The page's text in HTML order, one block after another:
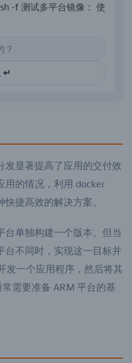
sh -f 测试多平台镜像 ： 使
显著提高了应用的交付效
的情况，利用 docker
台单独构建一个版本。但当
台不同时，实现这一目标并
一个应用程序，然后将其
需要准备 ARM 平台的基